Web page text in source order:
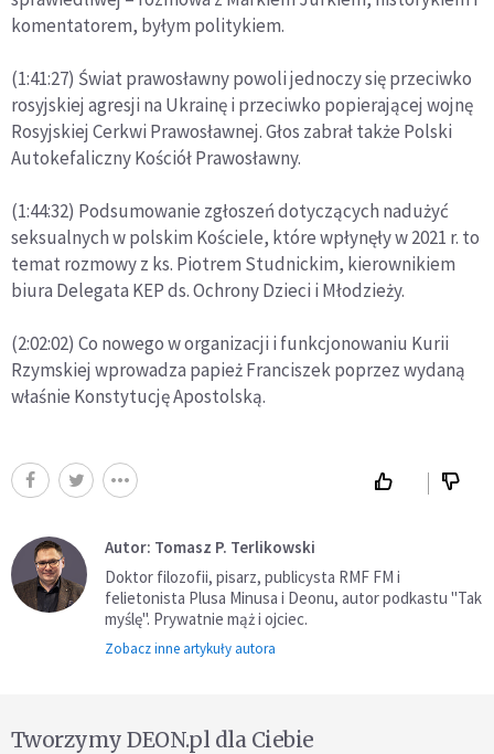
komentatorem, byłym politykiem.
(1:41:27) Świat prawosławny powoli jednoczy się przeciwko
rosyjskiej agresji na Ukrainę i przeciwko popierającej wojnę
Rosyjskiej Cerkwi Prawosławnej. Głos zabrał także Polski
Autokefaliczny Kościół Prawosławny.
(1:44:32) Podsumowanie zgłoszeń dotyczących nadużyć
seksualnych w polskim Kościele, które wpłynęły w 2021 r. to
temat rozmowy z ks. Piotrem Studnickim, kierownikiem
biura Delegata KEP ds. Ochrony Dzieci i Młodzieży.
(2:02:02) Co nowego w organizacji i funkcjonowaniu Kurii
Rzymskiej wprowadza papież Franciszek poprzez wydaną
właśnie Konstytucję Apostolską.
Autor: Tomasz P. Terlikowski
Doktor filozofii, pisarz, publicysta RMF FM i
felietonista Plusa Minusa i Deonu, autor podkastu "Tak
myślę". Prywatnie mąż i ojciec.
Zobacz inne artykuły autora
Tworzymy DEON.pl dla Ciebie